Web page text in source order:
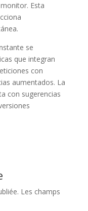
Esta
se
que integran
con
aumentados. La
con sugerencias
Les champs